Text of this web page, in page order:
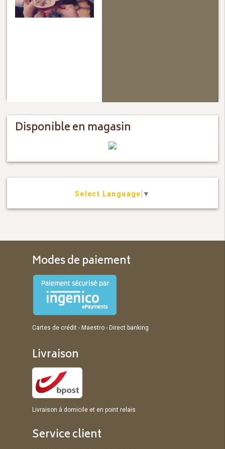
Disponible en magasin
Select Language ▼
Modes de paiement
Cartes de crédit - Maestro - Direct banking
Livraison
Livraison à domicile et en point relais
Service client